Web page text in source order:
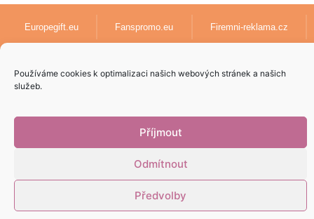
Používáme cookies k optimalizaci našich webových stránek a našich
služeb.
Příjmout
Odmítnout
Předvolby
Europegift.eu Fanspromo.eu Firemni-reklama.cz
vyhradené